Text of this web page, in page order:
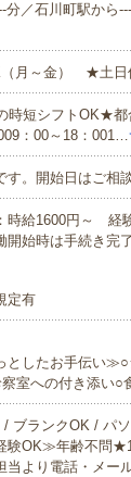
分／石川町駅から
（月～金） ★土日
時短シフトOK★都
：00～18：001…
す。開始日はご
時給1600円～ 経
始時は手続き完
定有
したお手伝い≫○
察室への付き添い
ブランクOK / パ
験OK≫年齢不問
当より電話・メー